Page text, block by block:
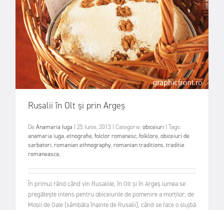
Rusalii în Olt și prin Argeș
De Anamaria Iuga 25 Iunie, 2013 Categorie:obiceiuri
Tags:
anamaria iuga,etnografie,folclor romanesc,folklore,obiceiuri de
sarbatori,romanian ethnography,romanian traditions,traditie
romaneasca,
În primul rând când vin Rusaliile, în Olt și în Argeș lumea se
pregătește intens pentru obiceiurile de pomenire a morților, de
Moșii de Oale (sâmbăta înainte de Rusalii), când se face o slujbă